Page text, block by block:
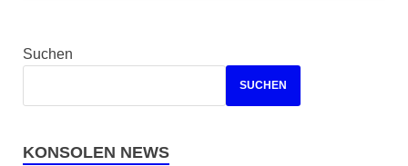
Suchen
SUCHEN
KONSOLEN NEWS